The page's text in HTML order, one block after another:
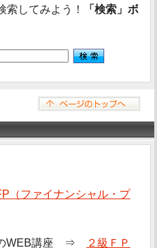
索してみよう！
「検索」ボ
（ファイナンシャル・プ
のWEB講座 ⇒ ２級ＦＰ